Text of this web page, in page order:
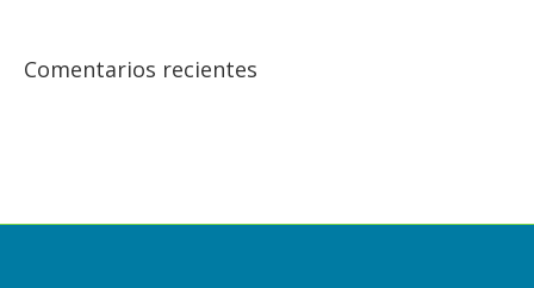
Comentarios recientes